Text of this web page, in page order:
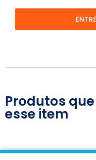
Produtos
esse item